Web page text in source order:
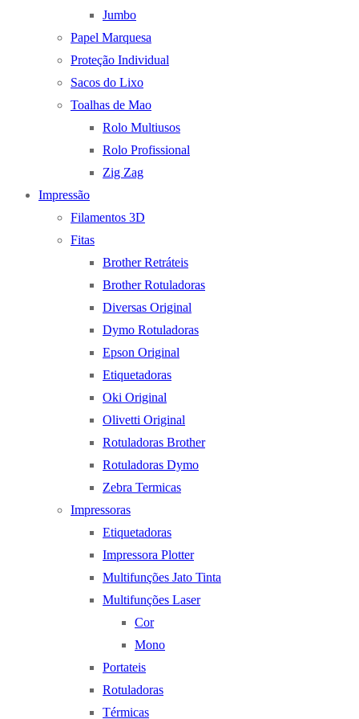
Jumbo
Papel Marquesa
Proteção Individual
Sacos do Lixo
Toalhas de Mao
Rolo Multiusos
Rolo Profissional
Zig Zag
Impressão
Filamentos 3D
Fitas
Brother Retráteis
Brother Rotuladoras
Diversas Original
Dymo Rotuladoras
Epson Original
Etiquetadoras
Oki Original
Olivetti Original
Rotuladoras Brother
Rotuladoras Dymo
Zebra Termicas
Impressoras
Etiquetadoras
Impressora Plotter
Multifunções Jato Tinta
Multifunções Laser
Cor
Mono
Portateis
Rotuladoras
Térmicas